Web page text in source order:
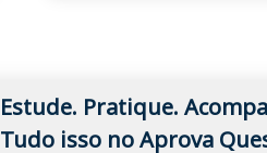
Estude. Pratique.
Tudo isso no Aprova